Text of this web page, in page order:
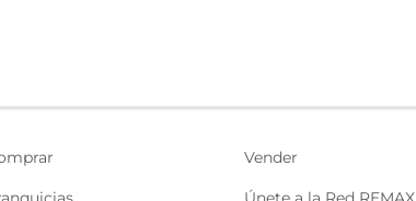
Vender